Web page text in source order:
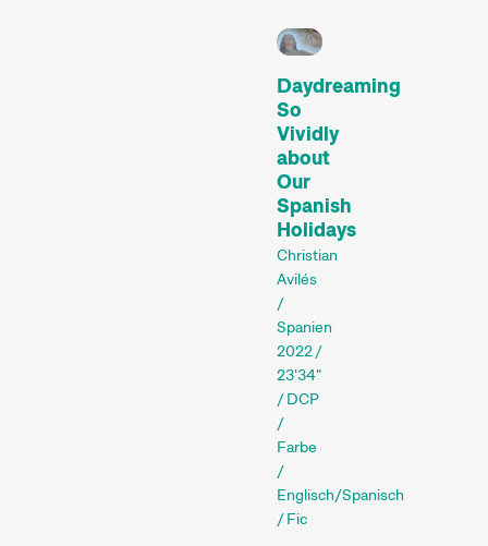
Daydreaming
So
Vividly
about
Our
Spanish
Holidays
Christian
Avilés
/
Spanien
2022 /
23'34"
/ DCP
/
Farbe
/
Englisch/Spanisch
/ Fic
Aktuelle Kurzfilme aus
Zürich, der Schweiz und
der Welt, die ausserhalb
unserer Wettbewerbe
Fokus
Filmische Einblicke in eine